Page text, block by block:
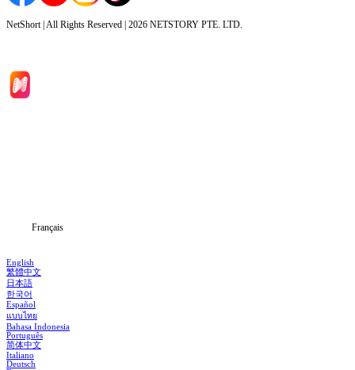
NetShort | All Rights Reserved | 2026 NETSTORY PTE. LTD.
Français
English
繁體中文
日本語
한국어
Español
แบบไทย
Bahasa Indonesia
Português
简体中文
Italiano
Deutsch